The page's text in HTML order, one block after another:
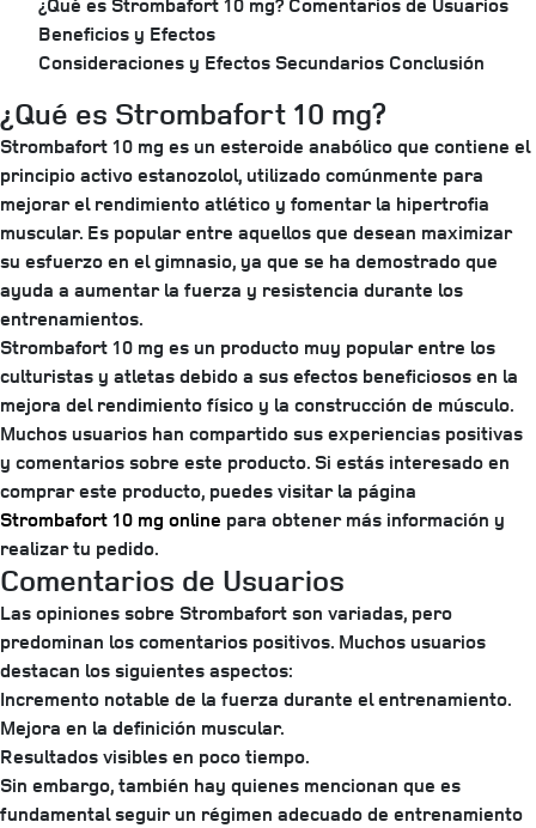
Beneficios y Efectos
Consideraciones y Efectos Secundarios Conclusión
¿Qué es Strombafort 10 mg?
Strombafort 10 mg es un esteroide anabólico que contiene el
principio activo estanozolol, utilizado comúnmente para
mejorar el rendimiento atlético y fomentar la hipertrofia
muscular. Es popular entre aquellos que desean maximizar
su esfuerzo en el gimnasio, ya que se ha demostrado que
ayuda a aumentar la fuerza y resistencia durante los
entrenamientos.
Strombafort 10 mg es un producto muy popular entre los
culturistas y atletas debido a sus efectos beneficiosos en la
mejora del rendimiento físico y la construcción de músculo.
Muchos usuarios han compartido sus experiencias positivas
y comentarios sobre este producto. Si estás interesado en
comprar este producto, puedes visitar la página
Strombafort 10 mg online para obtener más información y
realizar tu pedido.
Comentarios de Usuarios
Las opiniones sobre Strombafort son variadas, pero
predominan los comentarios positivos. Muchos usuarios
destacan los siguientes aspectos:
Incremento notable de la fuerza durante el entrenamiento.
Mejora en la definición muscular.
Resultados visibles en poco tiempo.
Sin embargo, también hay quienes mencionan que es
fundamental seguir un régimen adecuado de entrenamiento